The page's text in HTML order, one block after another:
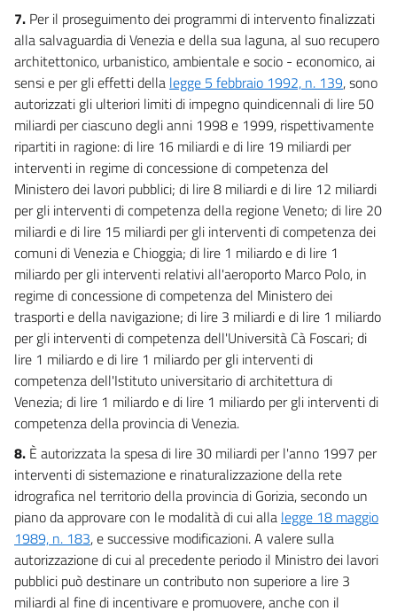
7. Per il proseguimento dei programmi di intervento finalizzati
alla salvaguardia di Venezia e della sua laguna, al suo recupero
architettonico, urbanistico, ambientale e socio - economico, ai
sensi e per gli effetti della legge 5 febbraio 1992, n. 139, sono
autorizzati gli ulteriori limiti di impegno quindicennali di lire 50
miliardi per ciascuno degli anni 1998 e 1999, rispettivamente
ripartiti in ragione: di lire 16 miliardi e di lire 19 miliardi per
interventi in regime di concessione di competenza del
Ministero dei lavori pubblici; di lire 8 miliardi e di lire 12 miliardi
per gli interventi di competenza della regione Veneto; di lire 20
miliardi e di lire 15 miliardi per gli interventi di competenza dei
comuni di Venezia e Chioggia; di lire 1 miliardo e di lire 1
miliardo per gli interventi relativi all'aeroporto Marco Polo, in
regime di concessione di competenza del Ministero dei
trasporti e della navigazione; di lire 3 miliardi e di lire 1 miliardo
per gli interventi di competenza dell'Università Cà Foscari; di
lire 1 miliardo e di lire 1 miliardo per gli interventi di
competenza dell'Istituto universitario di architettura di
Venezia; di lire 1 miliardo e di lire 1 miliardo per gli interventi di
competenza della provincia di Venezia.
8. È autorizzata la spesa di lire 30 miliardi per l'anno 1997 per
interventi di sistemazione e rinaturalizzazione della rete
idrografica nel territorio della provincia di Gorizia, secondo un
piano da approvare con le modalità di cui alla legge 18 maggio
1989, n. 183, e successive modificazioni. A valere sulla
autorizzazione di cui al precedente periodo il Ministro dei lavori
pubblici può destinare un contributo non superiore a lire 3
miliardi al fine di incentivare e promuovere, anche con il